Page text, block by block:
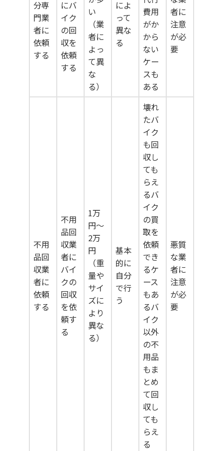
分専
門業
者に
依頼
する
にバ
イク
の回
収を
依頼
する
い
（業
者に
よっ
て異
な
る）
によ
って
異な
る
費用
がか
から
ない
ケー
スも
ある
者に
注意
が必
要
不用
品回
収業
者に
依頼
する
不用
品回
収業
者に
バイ
クの
回収
を依
頼す
る
1万
円～
2万
円
（重
量や
サイ
ズに
より
異な
る）
基本
的に
自分
で行
う
壊れ
たバ
イク
も回
収し
ても
らえ
るバ
イク
の買
取を
依頼
でき
るケ
ース
もあ
るバ
イク
以外
の不
用品
もま
とめ
て回
収し
ても
らえ
る
悪質
な業
者に
注意
が必
要